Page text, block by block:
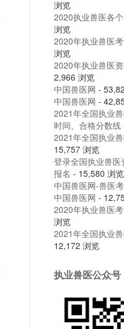
浏览
2020执业兽医各
浏览
2020年执业兽医
浏览
2020年执业兽医
2,966 浏览
中国兽医网 -
中国兽医网 -
2021年全国执业
时间、合格分数线
2021年全国执业
15,757 浏览
登录全国执业兽
报名 - 15,580 浏览
中国兽医网-兽医
中国兽医网 -
2020年执业兽医
浏览
2021年全国执业
12,172 浏览
执业兽医公众号